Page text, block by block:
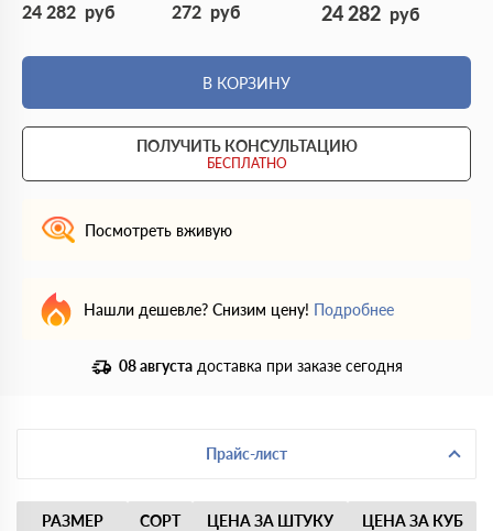
24 282 руб 272 руб 24 282 руб
В КОРЗИНУ
ПОЛУЧИТЬ КОНСУЛЬТАЦИЮ
БЕСПЛАТНО
Посмотреть вживую
Нашли дешевле? Снизим цену! Подробнее
08 августа доставка при заказе сегодня
Прайс-лист
РАЗМЕР СОРТ ЦЕНА ЗА ШТУКУ ЦЕНА ЗА КУБ